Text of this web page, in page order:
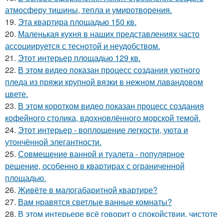
атмосферу тишины, тепла и умиротворения.
19. Эта квартира площадью 150 кв.
20. Маленькая кухня в наших представлениях часто
ассоциируется с теснотой и неудобством.
21. Этот интерьер площадью 129 кв.
22. В этом видео показан процесс создания уютного
пледа из пряжи крупной вязки в нежном лавандовом
цвете.
23. В этом коротком видео показан процесс создания
кофейного столика, вдохновлённого морской темой.
24. Этот интерьер - воплощение легкости, уюта и
утончённой элегантности.
25. Совмещение ванной и туалета - популярное
решение, особенно в квартирах с ограниченной
площадью.
26. Живёте в малогабаритной квартире?
27. Вам нравятся светлые ванные комнаты?
28. В этом интерьере всё говорит о спокойствии, чистоте